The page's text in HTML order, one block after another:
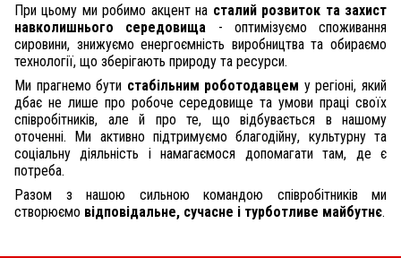
При цьому ми робимо акцент на сталий розвиток та захист
навколишнього середовища - оптимізуємо споживання
сировини, знижуємо енергоємність виробництва та обираємо
технології, що зберігають природу та ресурси.
Ми прагнемо бути стабільним роботодавцем у регіоні, який
дбає не лише про робоче середовище та умови праці своїх
співробітників, але й про те, що відбувається в нашому
оточенні. Ми активно підтримуємо благодійну, культурну та
соціальну діяльність і намагаємося допомагати там, де є
потреба.
Разом з нашою сильною командою співробітників ми
створюємо відповідальне, сучасне і турботливе майбутнє.